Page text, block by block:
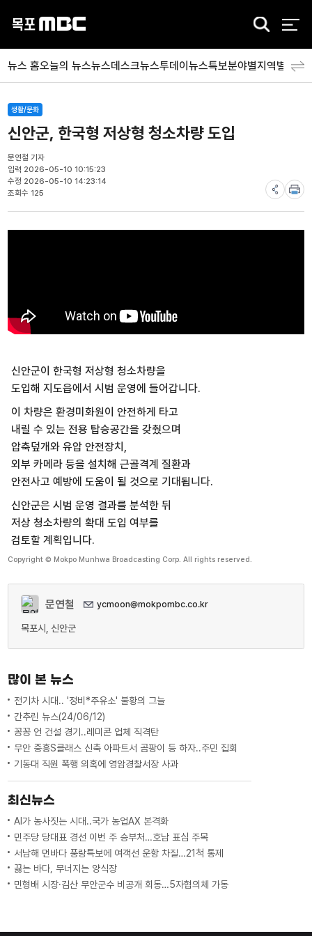
검
뉴스 홈오늘의 뉴스뉴스데스크뉴스투데이뉴스특보분야별지역별 뉴스
생활/문화
신안군, 한국형 저상형 청소차량 도입
문연철 기자
입력 2026-05-10 10:15:23
수정 2026-05-10 14:23:14
조회수 125
신안군이 한국형 저상형 청소차량을
도입해 지도읍에서 시범 운영에 들어갑니다.
이 차량은 환경미화원이 안전하게 타고
내릴 수 있는 전용 탑승공간을 갖췄으며
압축덮개와 유압 안전장치,
외부 카메라 등을 설치해 근골격계 질환과
안전사고 예방에 도움이 될 것으로 기대됩니다.
신안군은 시범 운영 결과를 분석한 뒤
저상 청소차량의 확대 도입 여부를
검토할 계획입니다.
Copyright © Mokpo Munhwa Broadcasting Corp. All rights reserved.
문연철 ycmoon@mokpombc.co.kr
목포시, 신안군
많이 본 뉴스
전기차 시대.. '정비*주유소' 불황의 그늘
간추린 뉴스(24/06/12)
꽁꽁 언 건설 경기..레미콘 업체 직격탄
무안 중흥S클래스 신축 아파트서 곰팡이 등 하자..주민 집회
기동대 직원 폭행 의혹에 영암경찰서장 사과
최신뉴스
AI가 농사짓는 시대..국가 농업AX 본격화
민주당 당대표 경선 이번 주 승부처…호남 표심 주목
서남해 먼바다 풍랑특보에 여객선 운항 차질…21척 통제
끓는 바다, 무너지는 양식장
민형배 시장·김산 무안군수 비공개 회동…5자협의체 가동